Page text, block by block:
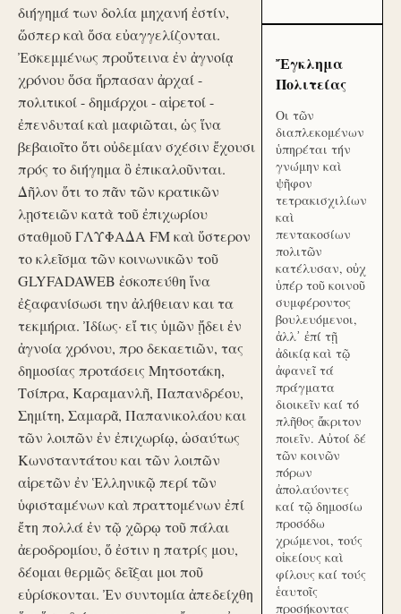
διήγημά των δολία μηχανή ἐστίν,
ὥσπερ καὶ ὅσα εὐαγγελίζονται.
Ἐσκεμμένως προὔτεινα ἐν ἀγνοίᾳ
χρόνου ὅσα ἥρπασαν ἀρχαί -
πολιτικοί - δημάρχοι - αἱρετοί -
ἐπενδυταί καὶ μαφιῶται, ὡς ἵνα
βεβαιοῖτο ὅτι οὐδεμίαν σχέσιν ἔχουσι
πρός το διήγημα ὃ ἐπικαλοῦνται.
Δῆλον ὅτι το πᾶν τῶν κρατικῶν
λῃστειῶν κατὰ τοῦ ἐπιχωρίου
σταθμοῦ ΓΛΥΦΑΔΑ FM καὶ ὕστερον
το κλεῖσμα τῶν κοινωνικῶν τοῦ
GLYFADAWEB ἐσκοπεύθη ἵνα
ἐξαφανίσωσι την ἀλήθειαν και τα
τεκμήρια. Ἰδίως· εἴ τις ὑμῶν ᾔδει ἐν
ἀγνοία χρόνου, προ δεκαετιῶν, τας
δημοσίας προτάσεις Μητσοτάκη,
Τσίπρα, Καραμανλῆ, Παπανδρέου,
Σημίτη, Σαμαρᾶ, Παπανικολάου και
τῶν λοιπῶν ἐν ἐπιχωρίῳ, ὡσαύτως
Κωνσταντάτου και τῶν λοιπῶν
αἱρετῶν ἐν Ἑλληνικῷ περί τῶν
ὑφισταμένων καὶ πραττομένων ἐπί
ἔτη πολλά ἐν τῷ χῶρῳ τοῦ πάλαι
ἀεροδρομίου, ὅ ἐστιν η πατρίς μου,
δέομαι θερμῶς δεῖξαι μοι ποῦ
εὑρίσκονται. Ἐν συντομία ἀπεδείχθη
Ἔγκλημα
Πολιτείας
Οι τῶν
διαπλεκομένων
ὑπηρέται τήν
γνώμην καὶ
ψῆφον
τετρακισχιλίων
καὶ
πεντακοσίων
πολιτῶν
κατέλυσαν, οὐχ
ὑπέρ τοῦ κοινοῦ
συμφέροντος
βουλευόμενοι,
ἀλλ᾽ ἐπί τῇ
ἀδικίᾳ καὶ τῷ
ἀφανεῖ τά
πράγματα
διοικεῖν καί τό
πλῆθος ἄκριτον
ποιεῖν. Αὐτοί δέ
τῶν κοινῶν
πόρων
ἀπολαύοντες
καί τῷ δημοσίω
προσόδω
χρώμενοι, τούς
οἰκείους καὶ
φίλους καί τούς
ἑαυτοῖς
προσήκοντας